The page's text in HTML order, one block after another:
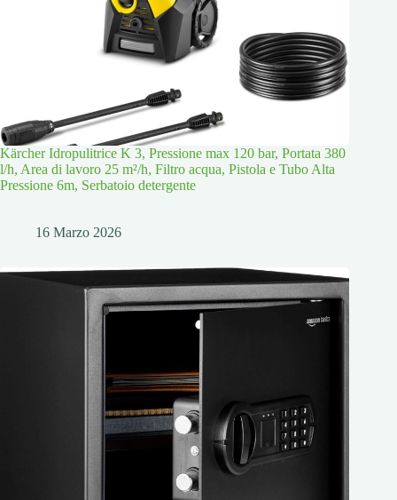
Kärcher Idropulitrice K 3, Pressione max 120 bar, Portata 380
l/h, Area di lavoro 25 m²/h, Filtro acqua, Pistola e Tubo Alta
Pressione 6m, Serbatoio detergente
16 Marzo 2026